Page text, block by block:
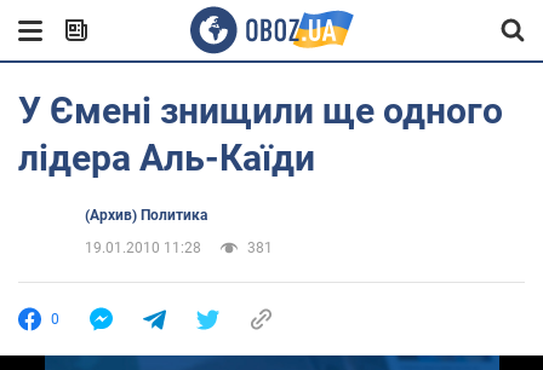
У Ємені знищили ще одного
лідера Аль-Каїди
(Архив) Политика
19.01.2010 11:28
381
0